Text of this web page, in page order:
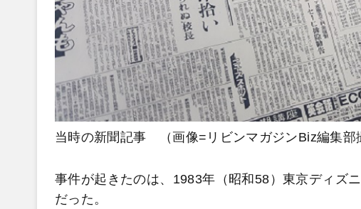
当時の新聞記事 （画像=リビンマガジンBiz編集部
事件が起きたのは、1983年（昭和58）東京ディズ
だった。